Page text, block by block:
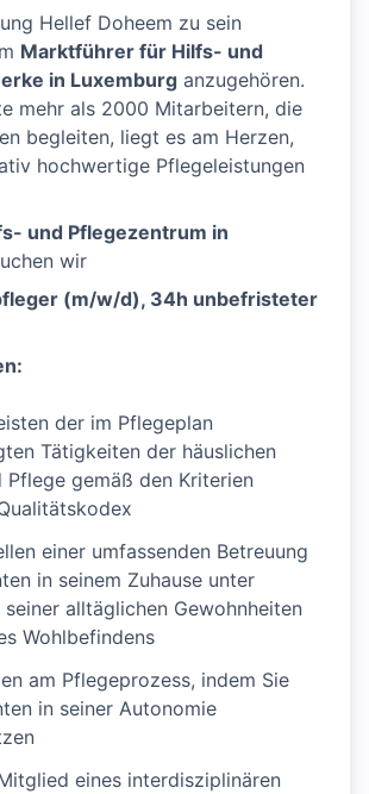
Hellef Doheem zu sein
Marktführer für Hilfs- und
in Luxemburg anzugehören.
mehr als 2000 Mitarbeitern, die
begleiten, liegt es am Herzen,
hochwertige Pflegeleistungen
und Pflegezentrum in
wir
(m/w/d), 34h unbefristeter
der im Pflegeplan
Tätigkeiten der häuslichen
Pflege gemäß den Kriterien
einer umfassenden Betreuung
in seinem Zuhause unter
seiner alltäglichen Gewohnheiten
Wohlbefindens
am Pflegeprozess, indem Sie
in seiner Autonomie
eines interdisziplinären